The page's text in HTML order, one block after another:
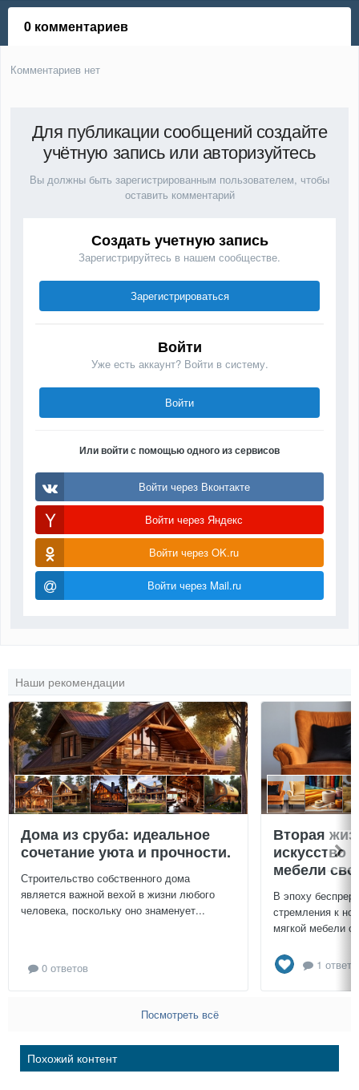
0 комментариев
Комментариев нет
Для публикации сообщений создайте
учётную запись или авторизуйтесь
Вы должны быть зарегистрированным пользователем, чтобы
оставить комментарий
Создать учетную запись
Зарегистрируйтесь в нашем сообществе.
Зарегистрироваться
Войти
Уже есть аккаунт? Войти в систему.
Войти
Или войти с помощью одного из сервисов
Войти через Вконтакте
Войти через Яндекс
Войти через OK.ru
Войти через Mail.ru
Наши рекомендации
Дома из сруба: идеальное
сочетание уюта и прочности.
Строительство собственного дома
является важной вехой в жизни любого
человека, поскольку оно знаменует...
0 ответов
Вторая
искусство
мебели
В эпоху
стремления к
мягкой мебели
1 ответ
Посмотреть всё
Похожий контент